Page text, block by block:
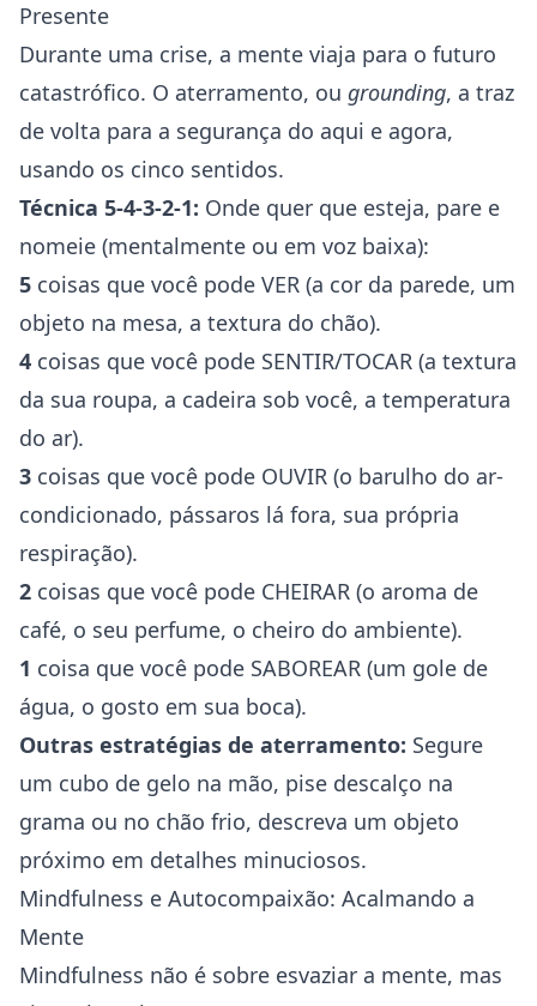
Presente
Durante uma crise, a mente viaja para o futuro
catastrófico. O aterramento, ou grounding, a traz
de volta para a segurança do aqui e agora,
usando os cinco sentidos.
Técnica 5-4-3-2-1: Onde quer que esteja, pare e
nomeie (mentalmente ou em voz baixa):
5 coisas que você pode VER (a cor da parede, um
objeto na mesa, a textura do chão).
4 coisas que você pode SENTIR/TOCAR (a textura
da sua roupa, a cadeira sob você, a temperatura
do ar).
3 coisas que você pode OUVIR (o barulho do ar-
condicionado, pássaros lá fora, sua própria
respiração).
2 coisas que você pode CHEIRAR (o aroma de
café, o seu perfume, o cheiro do ambiente).
1 coisa que você pode SABOREAR (um gole de
água, o gosto em sua boca).
Outras estratégias de aterramento: Segure
um cubo de gelo na mão, pise descalço na
grama ou no chão frio, descreva um objeto
próximo em detalhes minuciosos.
Mindfulness e Autocompaixão: Acalmando a
Mente
Mindfulness não é sobre esvaziar a mente, mas